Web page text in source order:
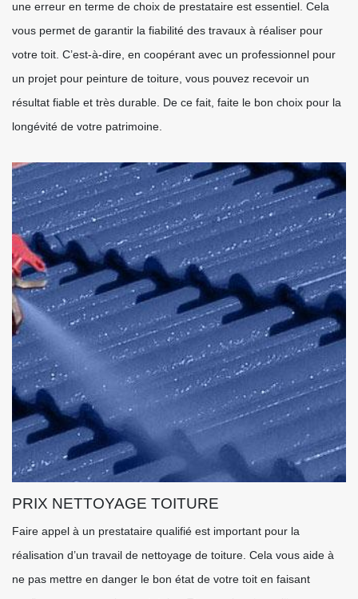
une erreur en terme de choix de prestataire est essentiel. Cela
vous permet de garantir la fiabilité des travaux à réaliser pour
votre toit. C’est-à-dire, en coopérant avec un professionnel pour
un projet pour peinture de toiture, vous pouvez recevoir un
résultat fiable et très durable. De ce fait, faite le bon choix pour la
longévité de votre patrimoine.
PRIX NETTOYAGE TOITURE
Faire appel à un prestataire qualifié est important pour la
réalisation d’un travail de nettoyage de toiture. Cela vous aide à
ne pas mettre en danger le bon état de votre toit en faisant